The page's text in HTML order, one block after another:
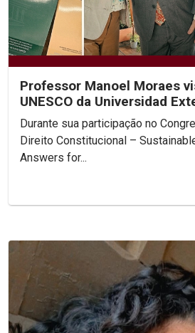
Professor Manoel Moraes
UNESCO da Universidad
Colombia
Durante sua participação no
Direito Constitucional –
Answers for...